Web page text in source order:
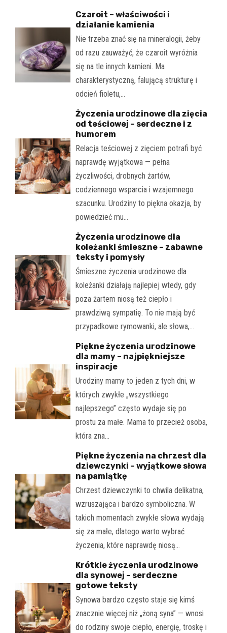
Czaroit – właściwości i
działanie kamienia
Nie trzeba znać się na mineralogii, żeby
od razu zauważyć, że czaroit wyróżnia
się na tle innych kamieni. Ma
charakterystyczną, falującą strukturę i
odcień fioletu,…
Życzenia urodzinowe dla zięcia
od teściowej – serdeczne i z
humorem
Relacja teściowej z zięciem potrafi być
naprawdę wyjątkowa — pełna
życzliwości, drobnych żartów,
codziennego wsparcia i wzajemnego
szacunku. Urodziny to piękna okazja, by
powiedzieć mu…
Życzenia urodzinowe dla
koleżanki śmieszne – zabawne
teksty i pomysły
Śmieszne życzenia urodzinowe dla
koleżanki działają najlepiej wtedy, gdy
poza żartem niosą też ciepło i
prawdziwą sympatię. To nie mają być
przypadkowe rymowanki, ale słowa,…
Piękne życzenia urodzinowe
dla mamy – najpiękniejsze
inspiracje
Urodziny mamy to jeden z tych dni, w
których zwykłe „wszystkiego
najlepszego” często wydaje się po
prostu za małe. Mama to przecież osoba,
która zna…
Piękne życzenia na chrzest dla
dziewczynki – wyjątkowe słowa
na pamiątkę
Chrzest dziewczynki to chwila delikatna,
wzruszająca i bardzo symboliczna. W
takich momentach zwykłe słowa wydają
się za małe, dlatego warto wybrać
życzenia, które naprawdę niosą…
Krótkie życzenia urodzinowe
dla synowej – serdeczne
gotowe teksty
Synowa bardzo często staje się kimś
znacznie więcej niż „żoną syna” — wnosi
do rodziny swoje ciepło, energię, troskę i